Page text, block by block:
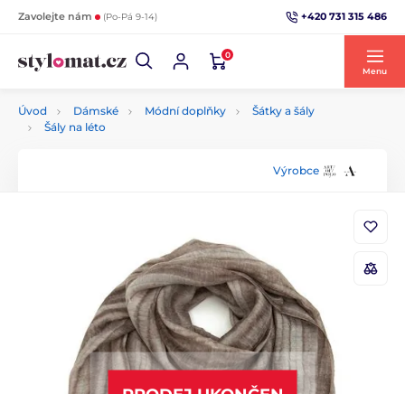
Zavolejte nám (Po-Pá 9-14) +420 731 315 486
0
Menu
Úvod Dámské Módní doplňky
Šátky a šály
Šály na léto
Výrobce